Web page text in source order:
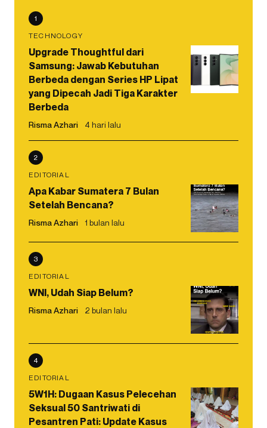
1
TECHNOLOGY
Upgrade Thoughtful dari
Samsung: Jawab Kebutuhan
Berbeda dengan Series HP Lipat
yang Dipecah Jadi Tiga Karakter
Berbeda
Risma Azhari 4 hari lalu
2
EDITORIAL
Apa Kabar Sumatera 7 Bulan
Setelah Bencana?
Risma Azhari 1 bulan lalu
3
EDITORIAL
WNI, Udah Siap Belum?
Risma Azhari 2 bulan lalu
4
EDITORIAL
5W1H: Dugaan Kasus Pelecehan
Seksual 50 Santriwati di
Pesantren Pati: Update Kasus